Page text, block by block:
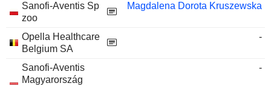
Sanofi-Aventis Sp
zoo
Magdalena Dorota Kruszewska
Opella Healthcare
Belgium SA
-
Sanofi-Aventis
Magyarország
-